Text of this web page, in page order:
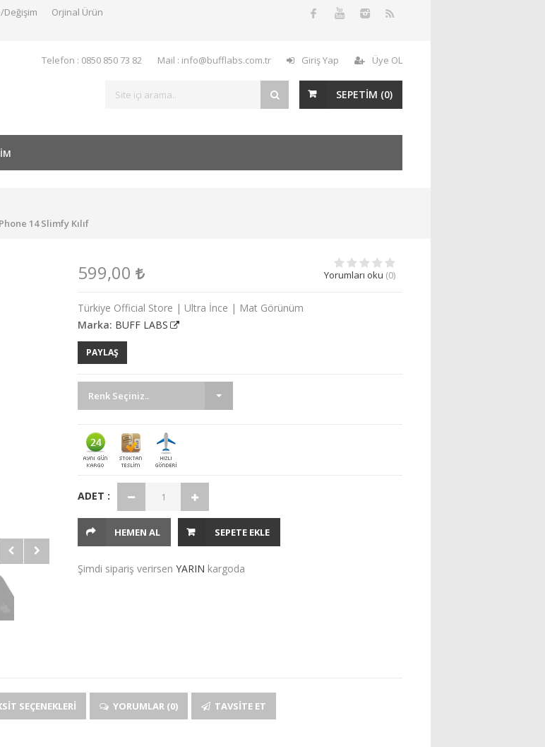
Değişim
Orjinal Ürün
Telefon : 0850 850 73 82 Mail : info@bufflabs.com.tr Giriş Yap Üye OL
SEPETİM (0)
14 Slimfy Kılıf
599,00 Yorumları oku (0)
Türkiye Official Store | Ultra İnce | Mat Görünüm
Marka: BUFF LABS
PAYLAŞ
Renk Seçiniz..
ADET :
HEMEN AL SEPETE EKLE
Şimdi sipariş verirsen YARIN kargoda
SEÇENEKLERI YORUMLAR (0) TAVSITE ET